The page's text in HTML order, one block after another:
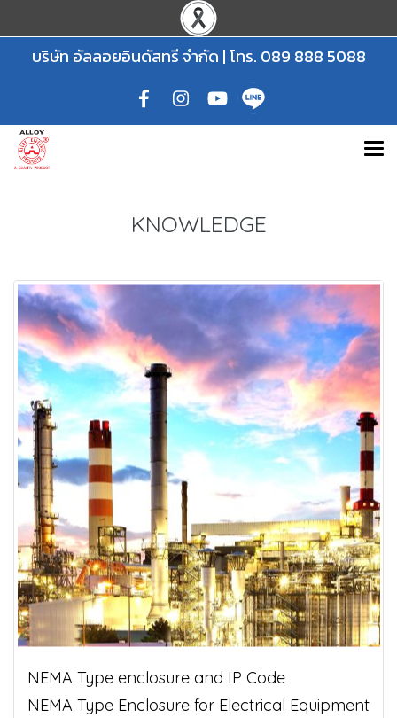
บริษัท อัลลอยอินดัสทรี จำกัด | โทร. 089 888 5088
KNOWLEDGE
NEMA Type enclosure and IP Code
NEMA Type Enclosure for Electrical Equipment